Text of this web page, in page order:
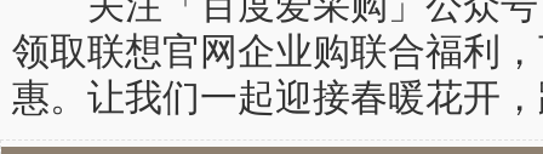
领取联想官网企业购联合福利
惠。让我们一起迎接春暖花开